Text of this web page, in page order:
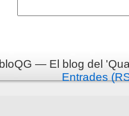
bloQG — El blog del
Entrades